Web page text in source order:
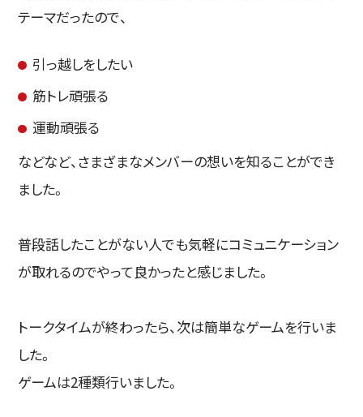
テーマだったので、
引っ越しをしたい
筋トレ頑張る
運動頑張る
などなど、さまざまなメンバーの想いを知ることができ
ました。
普段話したことがない人でも気軽にコミュニケーション
が取れるのでやって良かったと感じました。
トークタイムが終わったら、次は簡単なゲームを行いま
した。
ゲームは2種類行いました。